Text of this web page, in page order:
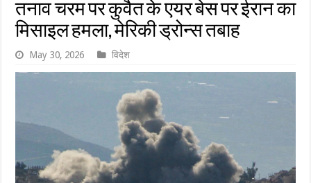
तनाव चरम पर कुवैत के एयर बेस पर ईरान का
मिसाइल हमला, मेरिकी ड्रोन्स तबाह
May 30, 2026 विदेश